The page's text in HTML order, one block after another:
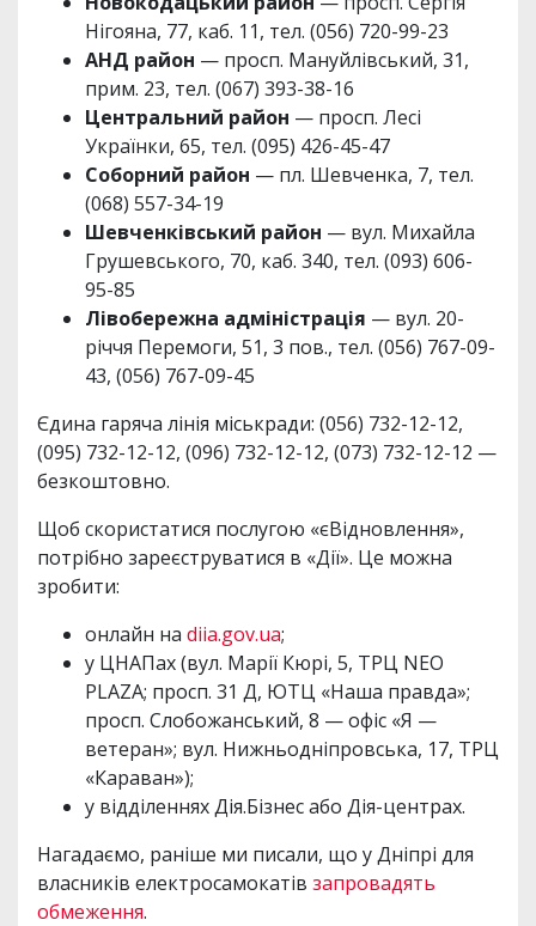
Нігояна, 77, каб. 11, тел. (056) 720-99-23
АНД район — просп. Мануйлівський, 31,
прим. 23, тел. (067) 393-38-16
Центральний район — просп. Лесі
Українки, 65, тел. (095) 426-45-47
Соборний район — пл. Шевченка, 7, тел.
(068) 557-34-19
Шевченківський район — вул. Михайла
Грушевського, 70, каб. 340, тел. (093) 606-
95-85
Лівобережна адміністрація — вул. 20-
річчя Перемоги, 51, 3 пов., тел. (056) 767-09-
43, (056) 767-09-45
Єдина гаряча лінія міськради: (056) 732-12-12,
(095) 732-12-12, (096) 732-12-12, (073) 732-12-12 —
безкоштовно.
Щоб скористатися послугою «єВідновлення»,
потрібно зареєструватися в «Дії». Це можна
зробити:
онлайн на diia.gov.ua;
у ЦНАПах (вул. Марії Кюрі, 5, ТРЦ NEO
PLAZA; просп. 31 Д, ЮТЦ «Наша правда»;
просп. Слобожанський, 8 — офіс «Я —
ветеран»; вул. Нижньодніпровська, 17, ТРЦ
«Караван»);
у відділеннях Дія.Бізнес або Дія-центрах.
Нагадаємо, раніше ми писали, що у Дніпрі для
власників електросамокатів запровадять
обмеження.